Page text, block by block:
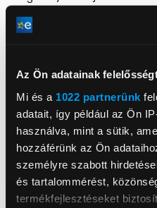
Az Ön adatainak
Mi és a 1022 partnerünk
adatait, így például az Ön
használva, mint a sütik,
hozzáférünk az Ön
személyre szabott
és tartalommérést,
termékfejlesztéseket
INNPRO Robert Błędowski Sp. z o.o.
info@innpro.hu
44-200, Rybnik, Rudzka 65C
Szűkítő